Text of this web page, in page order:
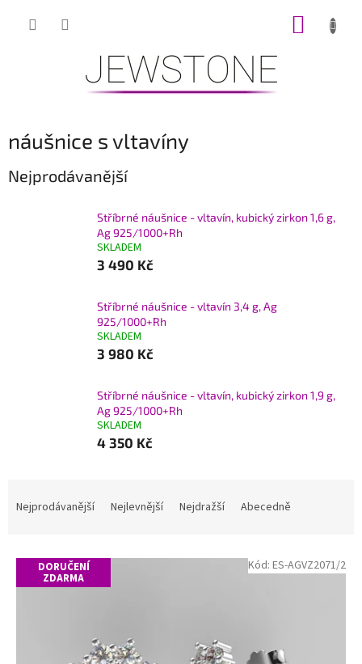
náušnice s vltavíny
Nejprodávanější
Stříbrné náušnice - vltavín, kubický zirkon 1,6 g,
Ag 925/1000+Rh
SKLADEM
3 490 Kč
Stříbrné náušnice - vltavín 3,4 g, Ag
925/1000+Rh
SKLADEM
3 980 Kč
Stříbrné náušnice - vltavín, kubický zirkon 1,9 g,
Ag 925/1000+Rh
SKLADEM
4 350 Kč
n
Nejprodávanější Nejlevnější Nejdražší Abecedně
V
DORUČENÍ
ZDARMA
Kód: ES-AGVZ2071/2